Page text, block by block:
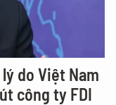
do Việt Nam
công ty FDI